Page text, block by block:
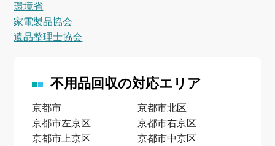
環境省
家電製品協会
遺品整理士協会
不用品回収の対応エリア
京都市
京都市北区
京都市左京区
京都市右京区
京都市上京区
京都市中京区